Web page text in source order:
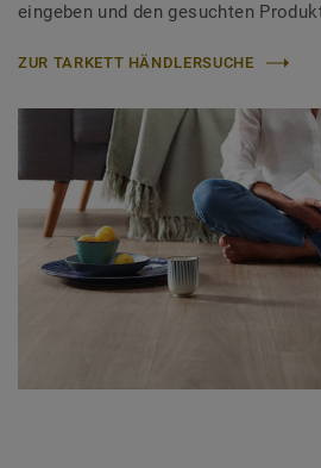
eingeben und den gesuchten
ZUR TARKETT HÄNDLERSUCHE